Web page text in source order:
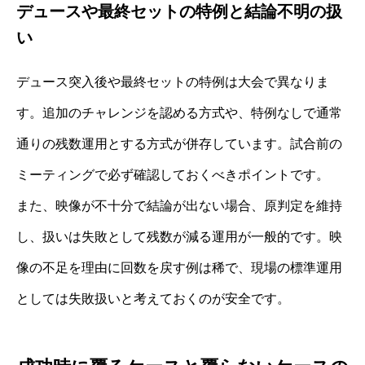
デュースや最終セットの特例と結論不明の扱
い
デュース突入後や最終セットの特例は大会で異なりま
す。追加のチャレンジを認める方式や、特例なしで通常
通りの残数運用とする方式が併存しています。試合前の
ミーティングで必ず確認しておくべきポイントです。
また、映像が不十分で結論が出ない場合、原判定を維持
し、扱いは失敗として残数が減る運用が一般的です。映
像の不足を理由に回数を戻す例は稀で、現場の標準運用
としては失敗扱いと考えておくのが安全です。